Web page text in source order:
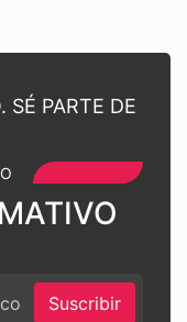
SÉ PARTE DE
Suscribir